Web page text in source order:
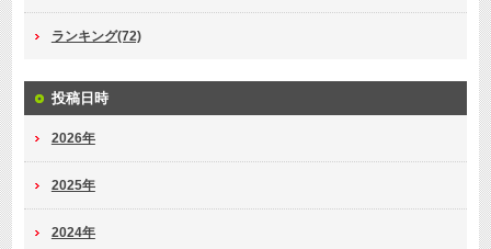
ランキング(72)
投稿日時
2026年
2025年
2024年